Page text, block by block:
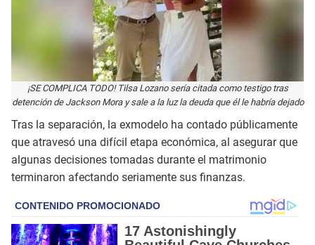
¡SE COMPLICA TODO! Tilsa Lozano sería citada como testigo tras
detención de Jackson Mora y sale a la luz la deuda que él le habría dejado
Tras la separación, la exmodelo ha contado públicamente
que atravesó una difícil etapa económica, al asegurar que
algunas decisiones tomadas durante el matrimonio
terminaron afectando seriamente sus finanzas.